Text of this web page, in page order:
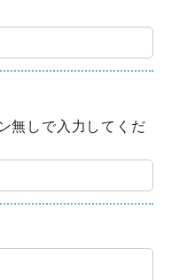
無しで入力してくだ